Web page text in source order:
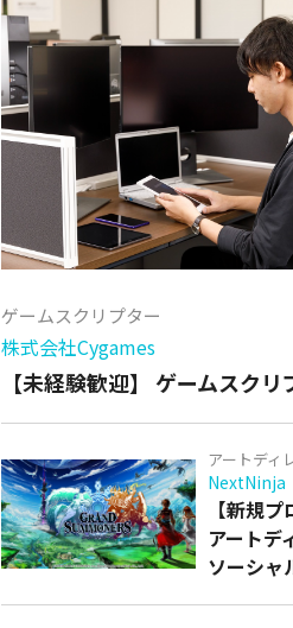
ゲームスクリプター
株式会社Cygames
【未経験歓迎】 ゲームスクリ
アートディ
NextNinja
【新規
アート
ソーシャ